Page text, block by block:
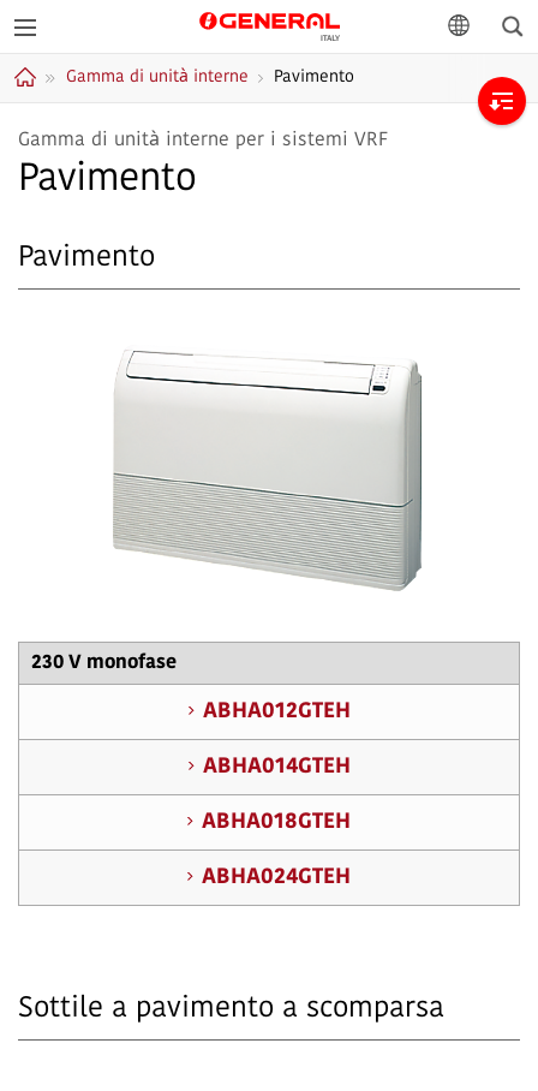
GENERAL Italia
Gamma di unità interne Pavimento
Gamma di unità interne per i sistemi VRF
Pavimento
Pavimento
230 V monofase
ABHA012GTEH
ABHA014GTEH
ABHA018GTEH
ABHA024GTEH
Sottile a pavimento a scomparsa